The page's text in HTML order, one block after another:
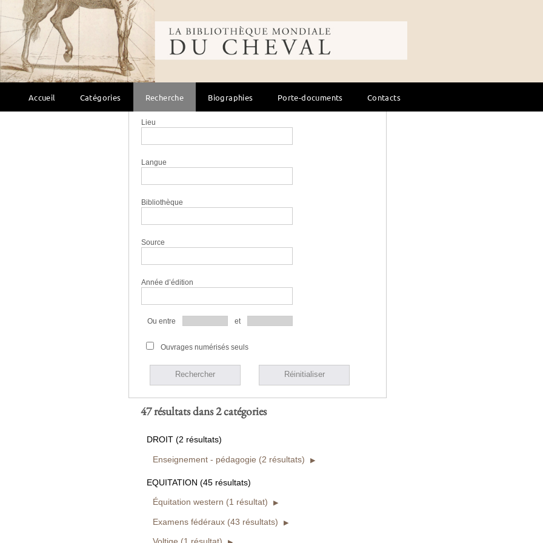
Bibliothèque mondiale du cheval
Accueil Catégories Recherche Biographies Porte-documents Contacts
Auteur
Éditeur
Collection
Lieu
Langue
Bibliothèque
Source
Année d’édition
Ou entre et
Ouvrages numérisés seuls
Rechercher Réinitialiser
47 résultats dans 2 catégories
DROIT (2 résultats)
Enseignement - pédagogie (2 résultats)
EQUITATION (45 résultats)
Équitation western (1 résultat)
Examens fédéraux (43 résultats)